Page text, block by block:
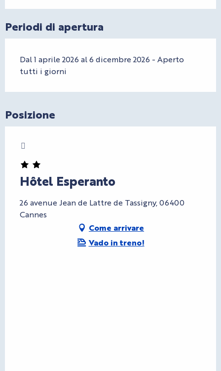
Periodi di apertura
Dal 1 aprile 2026 al 6 dicembre 2026 - Aperto
tutti i giorni
Posizione
Hôtel Esperanto
Charte Bienvenue à Cannes
26 avenue Jean de Lattre de Tassigny, 06400
Cannes
Come arrivare
Vado in treno!